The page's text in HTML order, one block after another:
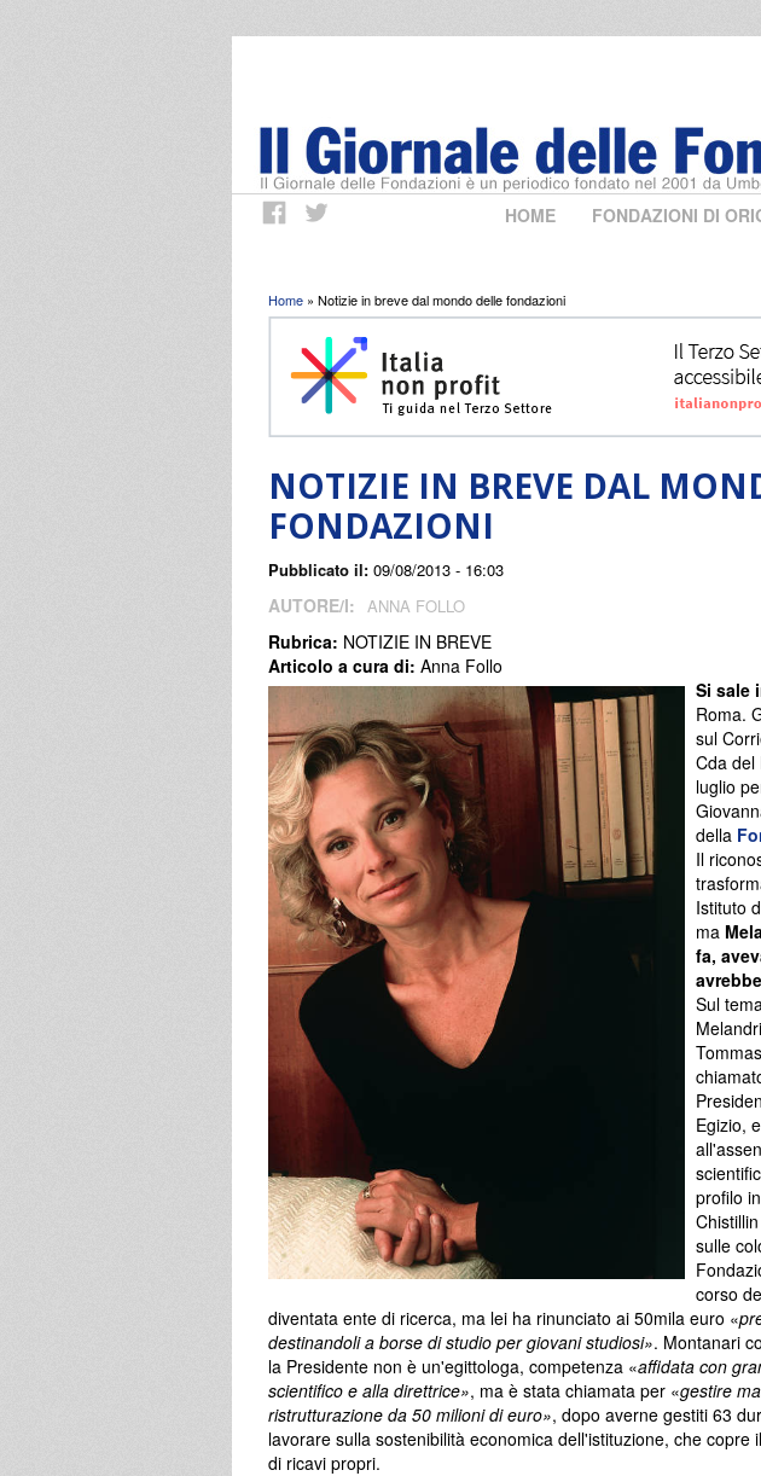
HOME FONDAZIONI DI
Tu sei qui
Home » Notizie in breve dal mondo delle fondazioni
NOTIZIE IN BREVE DAL
FONDAZIONI
Pubblicato il: 09/08/2013 - 16:03
AUTORE/I: ANNA FOLLO
Rubrica: NOTIZIE IN BREVE
Articolo a cura di: Anna Follo
Si sale
Roma.
sul
Cda del
luglio
della
Il
Istituto
ma
fa,
Sul
Egizio,
profilo
sulle
corso
diventata ente di ricerca, ma lei ha rinunciato ai 50mila euro «
destinandoli a borse di studio per giovani studiosi». Montanari
la Presidente non è un'egittologa, competenza «affidata con
scientifico e alla direttrice», ma è stata chiamata per «gestire
ristrutturazione da 50 milioni di euro», dopo averne gestiti 63
lavorare sulla sostenibilità economica dell'istituzione, che copre
di ricavi propri.